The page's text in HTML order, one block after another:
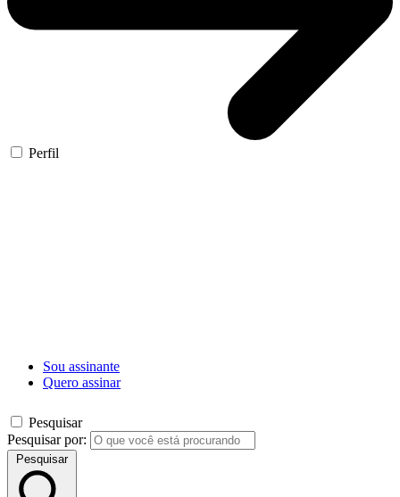
Perfil
Sou assinante
Quero assinar
Pesquisar
Pesquisar por:
Pesquisar